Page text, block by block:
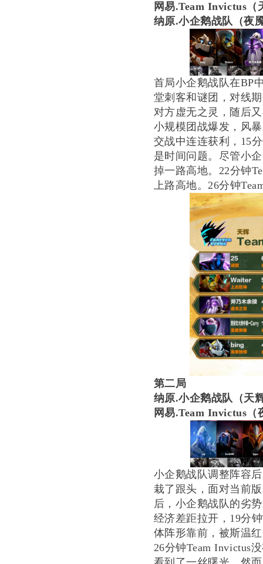
网易.Team Invictus（
纳原.小企鹅战队（夜
首局小企鹅战队在BP
堂刺客和谜团，对线
对方虚无之灵，随后
小规模团战爆发，风
交战中连连获利，15
是时间问题。尽管小
掉一路高地。22分钟
上路高地。26分钟
第二局
纳原.小企鹅战队（天
网易.Team Invictus（
小企鹅战队调整阵容
栽了跟头，面对当前
后，小企鹅战队的劣
经济差距拉开，19分
体阵形靠前，被斯温
26分钟Team Invictus